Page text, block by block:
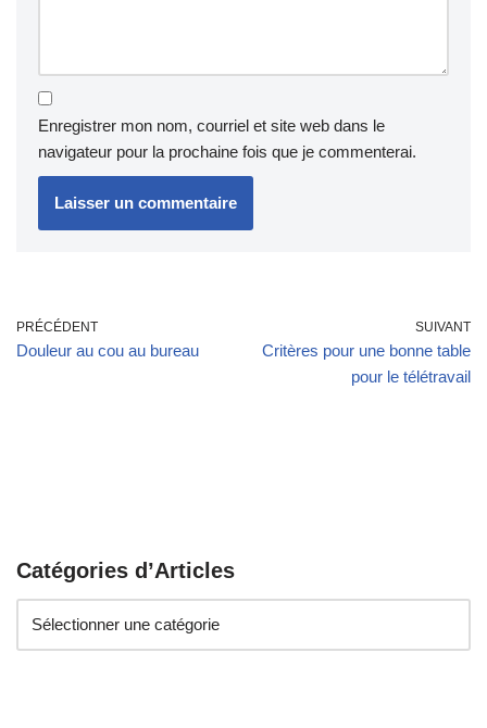
Enregistrer mon nom, courriel et site web dans le
navigateur pour la prochaine fois que je commenterai.
PRÉCÉDENT
Douleur au cou au bureau
SUIVANT
Critères pour une bonne table
pour le télétravail
Catégories d’Articles